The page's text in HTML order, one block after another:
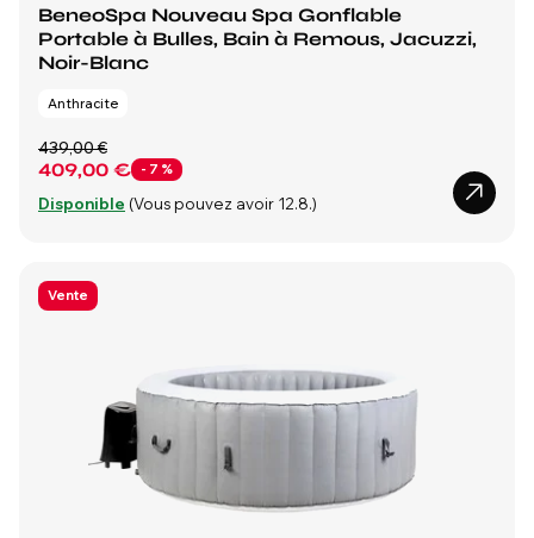
BeneoSpa Nouveau Spa Gonflable
Portable à Bulles, Bain à Remous, Jacuzzi,
Noir-Blanc
Anthracite
409,00 € - 7 %
439,00 €
Disponible (Vous pouvez avoir 12.8.)
Vente